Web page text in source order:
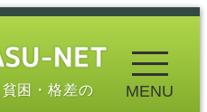
困・格差の MENU